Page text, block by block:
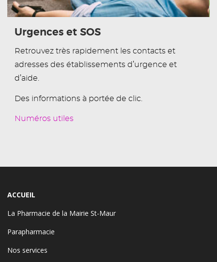
Urgences et SOS
Retrouvez très rapidement les contacts et
adresses des établissements d’urgence et
d’aide.
Des informations à portée de clic.
Numéros utiles
ACCUEIL
La Pharmacie de la Mairie St-Maur
Parapharmacie
Nos services